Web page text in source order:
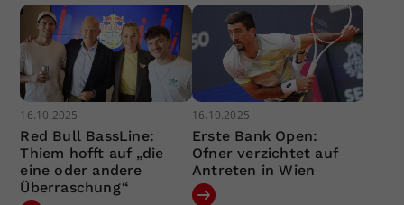
16.10.2025
Red Bull BassLine:
Thiem hofft auf „die
eine oder andere
Überraschung“
16.10.2025
Erste Bank Open:
Ofner verzichtet auf
Antreten in Wien